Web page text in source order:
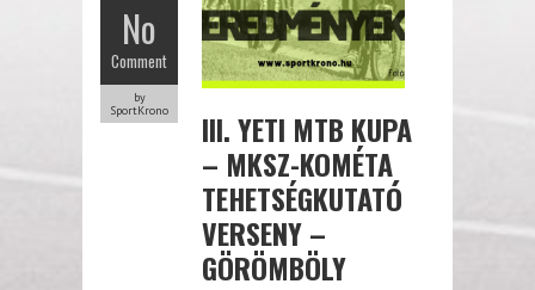
No
Comment
by
SportKrono
III. YETI MTB KUPA
– MKSZ-KOMÉTA
TEHETSÉGKUTATÓ
VERSENY –
GÖRÖMBÖLY